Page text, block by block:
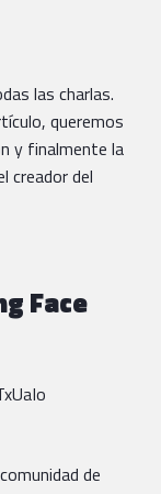
las charlas.
queremos
y finalmente la
creador del
Face
de